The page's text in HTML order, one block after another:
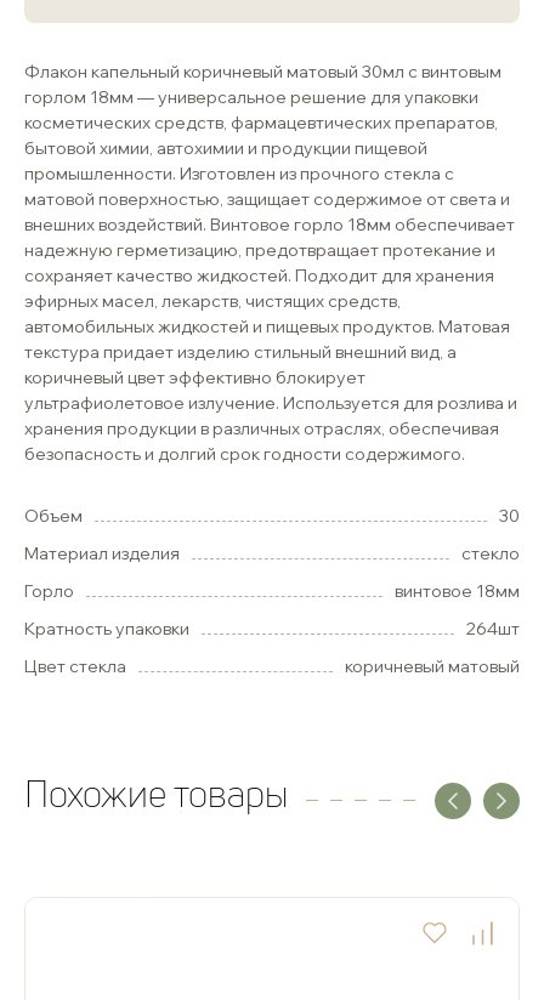
Флакон капельный коричневый матовый 30мл с винтовым
горлом 18мм — универсальное решение для упаковки
косметических средств, фармацевтических препаратов,
бытовой химии, автохимии и продукции пищевой
промышленности. Изготовлен из прочного стекла с
матовой поверхностью, защищает содержимое от света и
внешних воздействий. Винтовое горло 18мм обеспечивает
надежную герметизацию, предотвращает протекание и
сохраняет качество жидкостей. Подходит для хранения
эфирных масел, лекарств, чистящих средств,
автомобильных жидкостей и пищевых продуктов. Матовая
текстура придает изделию стильный внешний вид, а
коричневый цвет эффективно блокирует
ультрафиолетовое излучение. Используется для розлива и
хранения продукции в различных отраслях, обеспечивая
безопасность и долгий срок годности содержимого.
Объем
30
Материал изделия
стекло
Горло
винтовое 18мм
Кратность упаковки
264шт
Цвет стекла
коричневый матовый
Похожие товары